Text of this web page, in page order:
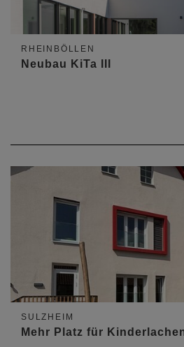
RHEINBÖLLEN
Neubau KiTa III
SULZHEIM
Mehr Platz für